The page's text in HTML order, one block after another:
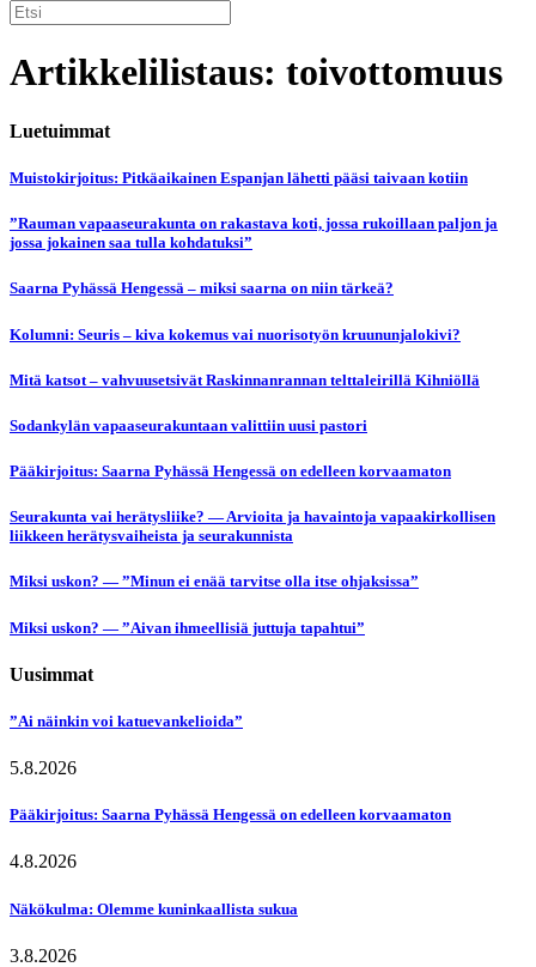
Artikkelilistaus: toivottomuus
Luetuimmat
Muistokirjoitus: Pitkäaikainen Espanjan lähetti pääsi taivaan kotiin
”Rauman vapaaseurakunta on rakastava koti, jossa rukoillaan paljon ja
jossa jokainen saa tulla kohdatuksi”
Saarna Pyhässä Hengessä – miksi saarna on niin tärkeä?
Kolumni: Seuris – kiva kokemus vai nuorisotyön kruununjalokivi?
Mitä katsot – vahvuusetsivät Raskinnanrannan telttaleirillä Kihniöllä
Sodankylän vapaaseurakuntaan valittiin uusi pastori
Pääkirjoitus: Saarna Pyhässä Hengessä on edelleen korvaamaton
Seurakunta vai herätysliike? — Arvioita ja havaintoja vapaakirkollisen
liikkeen herätysvaiheista ja seurakunnista
Miksi uskon? — ”Minun ei enää tarvitse olla itse ohjaksissa”
Miksi uskon? — ”Aivan ihmeellisiä juttuja tapahtui”
Uusimmat
”Ai näinkin voi katuevankelioida”
5.8.2026
Pääkirjoitus: Saarna Pyhässä Hengessä on edelleen korvaamaton
4.8.2026
Näkökulma: Olemme kuninkaallista sukua
3.8.2026